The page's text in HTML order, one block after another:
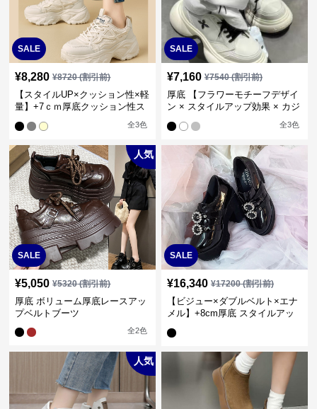
SALE
¥8,280 ¥8720(割引前)
【スタイルUP×クッション性×軽
量】+7ｃｍ厚底クッション性ス
全3色
SALE
¥7,160 ¥7540(割引前)
厚底 【フラワーモチーフデザイ
ン × スタイルアップ効果 × カジ
ュアル系】+6cm厚底スニーカー
全3色
SALE
人気
¥5,050 ¥5320(割引前)
厚底 ボリューム厚底レースアッ
プベルトブーツ
全2色
SALE
¥16,340 ¥17200(割引前)
【ビジュー×ダブルベルト×エナ
メル】+8cm厚底 スタイルアッ
人気